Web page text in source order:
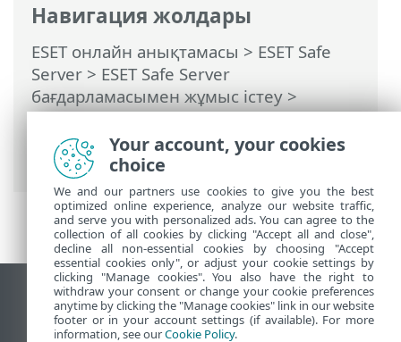
Навигация жолдары
ESET онлайн анықтамасы > ESET Safe
Server > ESET Safe Server
бағдарламасымен жұмыс істеу>
Құралдар>Талдайтын үлгіні таңдау>
Талдайтын үлгіні таңдау — Жалған қате
файл
Жұмыс үстеліндегі сайтты қарау
End of Life
Your account, your cookies
choice
We and our partners use cookies to give you the best
optimized online experience, analyze our website traffic,
and serve you with personalized ads. You can agree to the
collection of all cookies by clicking "Accept all and close",
decline all non-essential cookies by choosing "Accept
essential cookies only", or adjust your cookie settings by
clicking "Manage cookies". You also have the right to
withdraw your consent or change your cookie preferences
anytime by clicking the "Manage cookies" link in our website
footer or in your account settings (if available). For more
information, see ourCookie Policy.